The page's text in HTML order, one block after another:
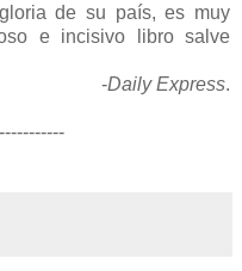
de su país, es muy
e incisivo libro salve
-Daily Express.